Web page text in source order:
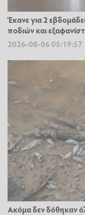
Έκανε για 2
ποδιών και
2026-08-06 05:19:57
Ακόμα δεν δόθηκαν